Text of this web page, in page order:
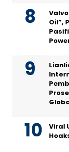
Oil”,
Viral